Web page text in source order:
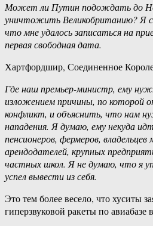
Может ли Путин подождать до
уничтожить Великобританию? Я
что мне удалось записаться на
первая свободная дата.
Хартфордшир, Соединенное
Где наш премьер-министр, ему
изложением причины, по которой
конфликт, и объяснить, что нам
нападения. Я думаю, ему некуда
пенсионеров, фермеров,
арендодателей, крупных
частных школ. Я не думаю, что я
успел вывести из себя.
Это тем более весело, что хуситы
гиперзвуковой ракеты по авиабазе